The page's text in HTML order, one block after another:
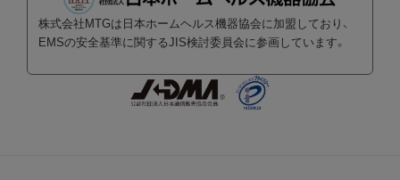
株式会社MTGは日本ホームヘルス機器協会に加盟しており、
EMSの安全基準に関するJIS検討委員会に参画しています。